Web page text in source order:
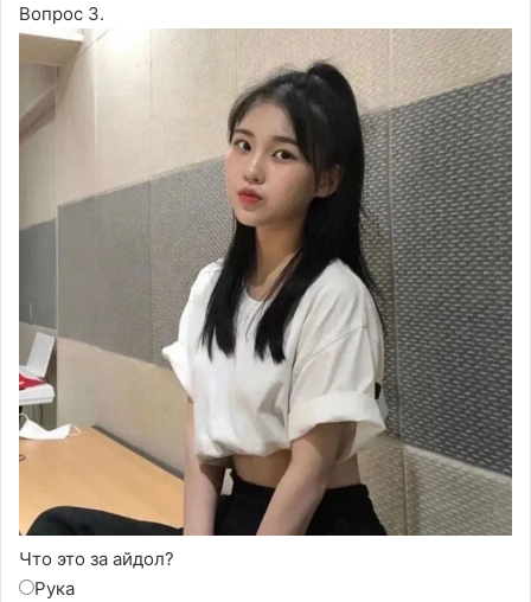
Вопрос 3.
Что это за айдол?
Рука